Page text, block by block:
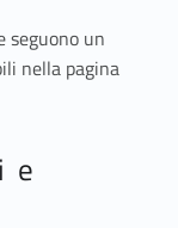
seguono un
nella pagina
e